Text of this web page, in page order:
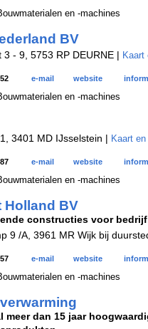
en -machines
BV
3 - 9, 5753 RP DEURNE | Kaart
e-mail website
en -machines
3401 MD IJsselstein | Kaart
e-mail website
en -machines
Holland BV
constructies voor
9 /A, 3961 MR Wijk bij
e-mail website
en -machines
meer dan 15 jaar